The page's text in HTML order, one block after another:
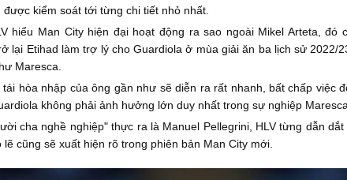
kiểm soát tới từng chi tiết nhỏ nhất.
hiểu Man City hiện đại hoạt động ra sao ngoài Mikel Arteta,
lại Etihad làm trợ lý cho Guardiola ở mùa giải ăn ba lịch sử 2022/
Maresca.
hòa nhập của ông gần như sẽ diễn ra rất nhanh, bất chấp việc
không phải ảnh hưởng lớn duy nhất trong sự nghiệp Maresca.
cha nghề nghiệp" thực ra là Manuel Pellegrini, HLV từng dẫn
cũng sẽ xuất hiện rõ trong phiên bản Man City mới.